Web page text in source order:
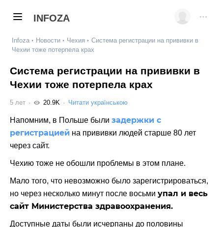
INFOZA
Infoza Новости Чехия
Система регистрации на прививки в
Чехии тоже потерпела крах
Система регистрации на прививки в
Чехии тоже потерпела крах
5 лет 20.9K Читати українською
Напомним, в Польше были задержки с
регистрацией на прививки людей старше 80 лет
через сайт.
Чехию тоже не обошли проблемы в этом плане.
Мало того, что невозможно было зарегистрироваться,
но через несколько минут после восьми упал и весь
сайт Министерства здравоохранения.
Доступные даты были исчерпаны до половины